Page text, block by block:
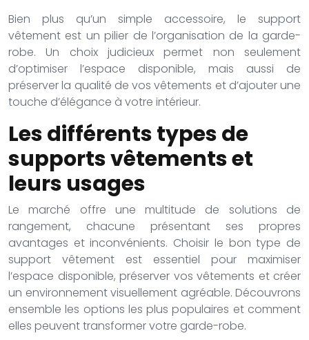
Bien plus qu’un simple accessoire, le support
vêtement est un pilier de l’organisation de la garde-
robe. Un choix judicieux permet non seulement
d’optimiser l’espace disponible, mais aussi de
préserver la qualité de vos vêtements et d’ajouter une
touche d’élégance à votre intérieur.
Les différents types de
supports vêtements et
leurs usages
Le marché offre une multitude de solutions de
rangement, chacune présentant ses propres
avantages et inconvénients. Choisir le bon type de
support vêtement est essentiel pour maximiser
l’espace disponible, préserver vos vêtements et créer
un environnement visuellement agréable. Découvrons
ensemble les options les plus populaires et comment
elles peuvent transformer votre garde-robe.